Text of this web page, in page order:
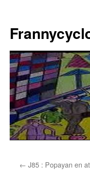
contenu
← J85 : Popayan en